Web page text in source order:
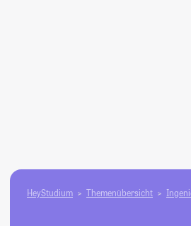
HeyStudium Themenübersicht